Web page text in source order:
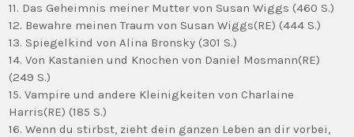
11. Das Geheimnis meiner Mutter von Susan Wiggs (460 S.)
12. Bewahre meinen Traum von Susan Wiggs(RE) (444 S.)
13. Spiegelkind von Alina Bronsky (301 S.)
14. Von Kastanien und Knochen von Daniel Mosmann(RE)
(249 S.)
15. Vampire und andere Kleinigkeiten von Charlaine
Harris(RE) (185 S.)
16. Wenn du stirbst, zieht dein ganzen Leben an dir vorbei,